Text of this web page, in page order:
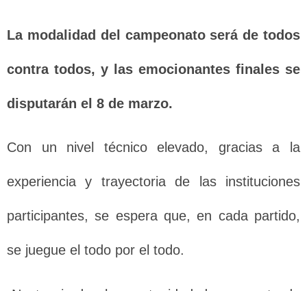
La modalidad del campeonato será de todos
contra todos, y las emocionantes finales se
disputarán el 8 de marzo.
Con un nivel técnico elevado, gracias a la
experiencia y trayectoria de las instituciones
participantes, se espera que, en cada partido,
se juegue el todo por el todo.